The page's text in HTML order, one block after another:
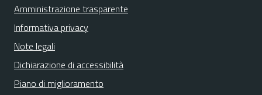
Amministrazione trasparente
Informativa privacy
Note legali
Dichiarazione di accessibilità
Piano di miglioramento